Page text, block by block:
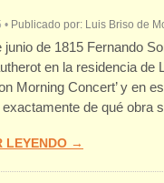
• Publicado por: Luis Briso de
junio de 1815 Fernando
en la residencia
Morning Concert’ y en
de qué obra
LEYENDO →